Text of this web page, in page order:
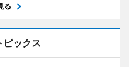
る
ピックス